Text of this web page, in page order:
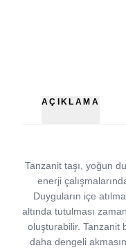
AÇIKLAMA
Tanzanit taşı, yoğun
enerji
Duyguların içe
altında tutulması
oluşturabilir. Tanzanit
daha dengeli